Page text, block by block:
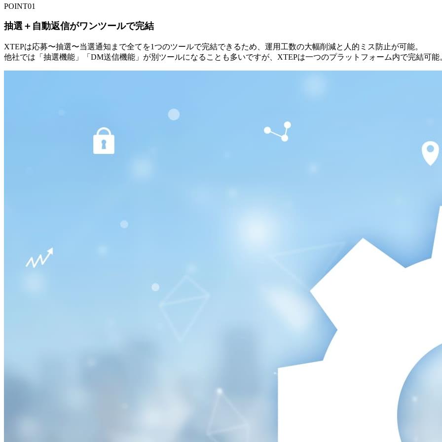
POINT01
抽選＋自動返信がワンツールで完結
XTEPは応募〜抽選〜当選通知まで全てを1つのツールで完結できるため、 運用工数の大幅削減と人的ミス防止が可能。
他社では「抽選機能」「DM送信機能」が別ツールになることも多いですが、 XTEPは一つのプラットフォーム内で完結可能